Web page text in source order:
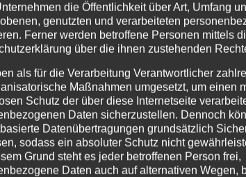
@Airport
Bericht zum
die Öffentlichkeit über Art, Umfang
genutzten und verarbeiteten
Ferner werden betroffene Personen mittels
über die ihnen zustehenden
als für die Verarbeitung Verantwortlicher
Maßnahmen umgesetzt, um einen
Schutz der über diese Internetseite
Daten sicherzustellen. Dennoch
Datenübertragungen grundsätzlich
sodass ein absoluter Schutz nicht
Grund steht es jeder betroffenen Person frei,
Daten auch auf alternativen Wegen,